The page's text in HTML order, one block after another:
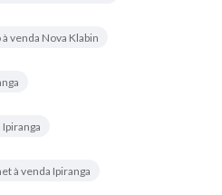
venda Nova Klabin
à venda Ipiranga